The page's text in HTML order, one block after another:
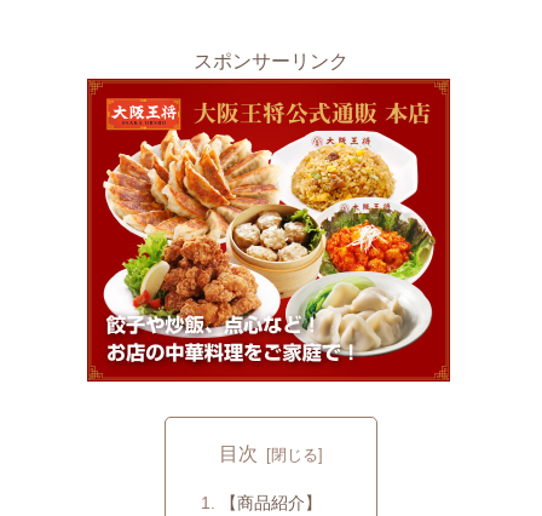
スポンサーリンク
目次
【商品紹介】